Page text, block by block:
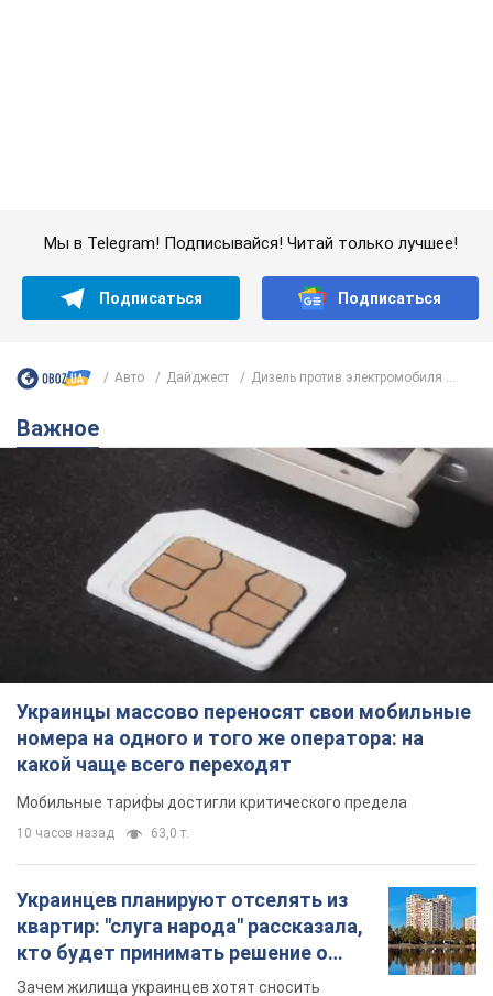
Украинцы массово переносят свои мобильные
номера на одного и того же оператора: на
какой чаще всего переходят
Мобильные тарифы достигли критического предела
63,0 т.
Украинцев планируют отселять из
квартир: "слуга народа" рассказала,
кто будет принимать решение о
сносе домов
Зачем жилища украинцев хотят сносить
10 часов назад 58,0 т.
Украинцы массово покупают
дорогие новые авто: сколько стоит
самая популярная модель
Какие марки авто предпочитают приобретать